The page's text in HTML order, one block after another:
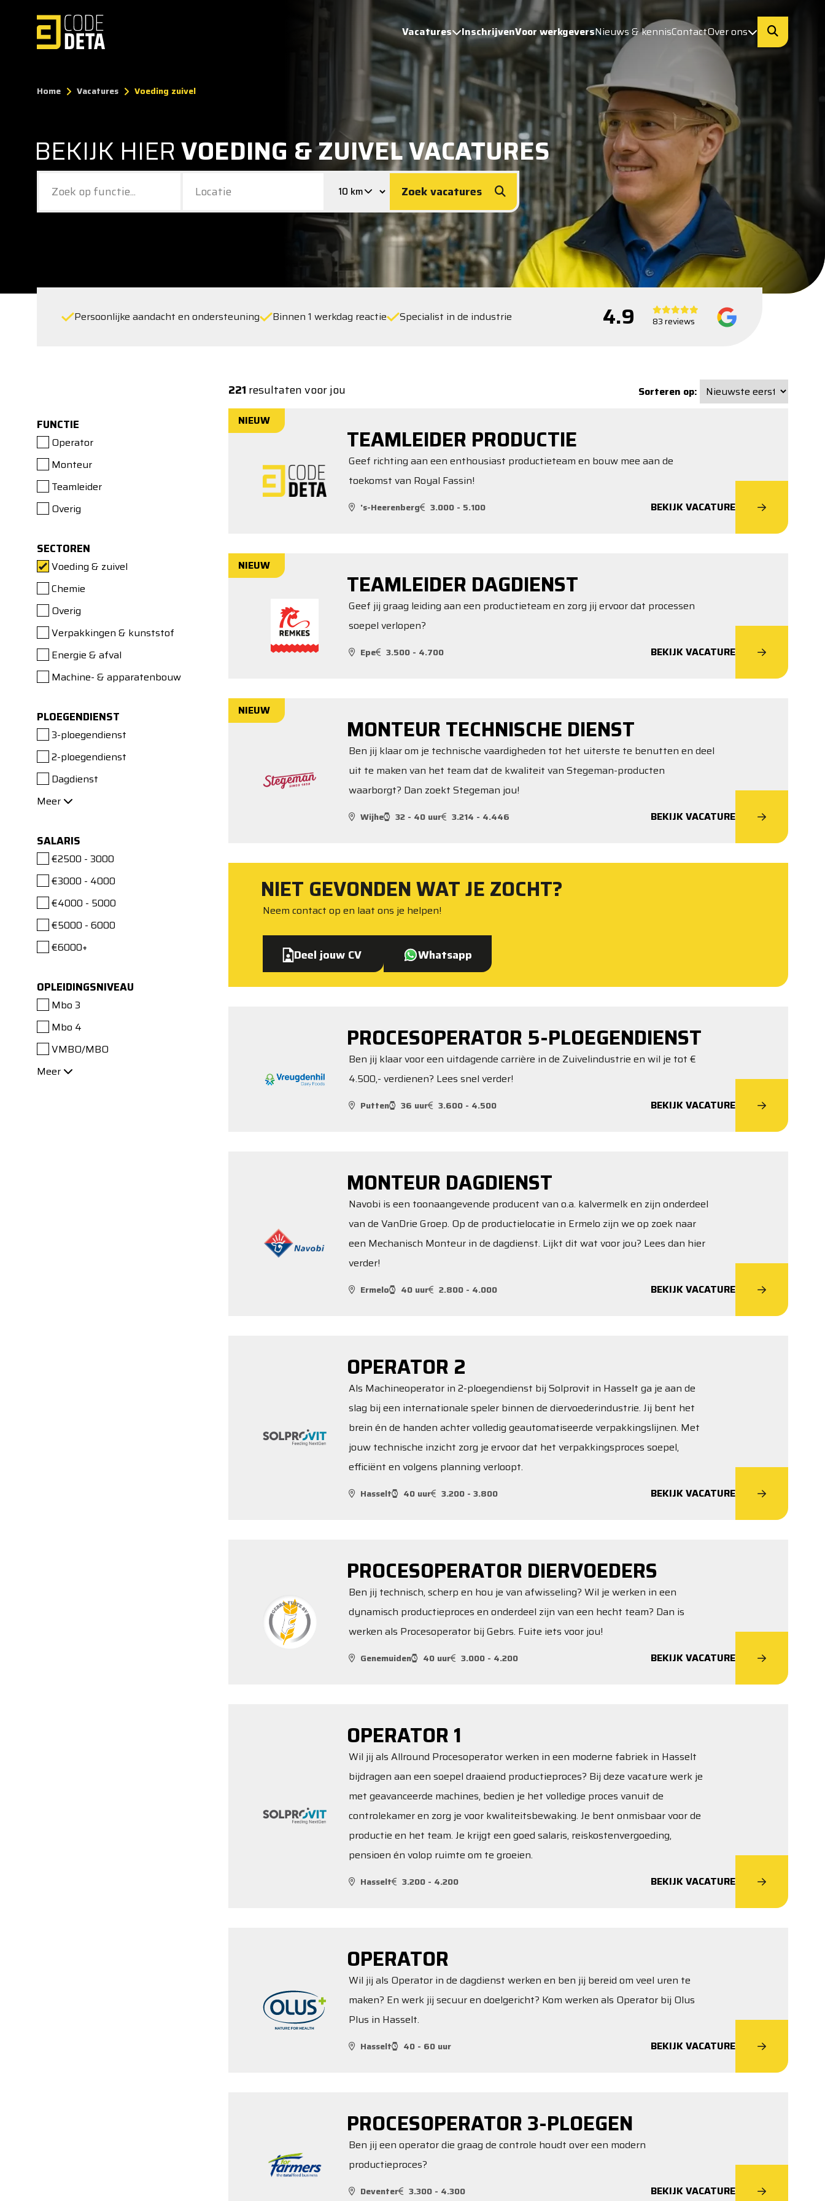
Vacatures InschrijvenVoor werkgeversNieuws & kennisContactOver ons
Home Vacatures Voeding zuivel
BEKIJK HIERVOEDING & ZUIVEL VACATURES
Zoek vacatures
Persoonlijke aandacht en ondersteuning Binnen 1 werkdag reactie Specialist in de industrie 4.9 83 reviews
FUNCTIE
Operator
Monteur
Teamleider
Overig
SECTOREN
Voeding & zuivel
Chemie
Overig
Verpakkingen & kunststof
Energie & afval
Machine- & apparatenbouw
PLOEGENDIENST
3-ploegendienst
2-ploegendienst
Dagdienst
Meer
SALARIS
€2500 - 3000
€3000 - 4000
€4000 - 5000
€5000 - 6000
€6000+
OPLEIDINGSNIVEAU
Mbo 3
Mbo 4
VMBO/MBO
Meer
221 resultaten voor jou
Sorteren op:
NIEUW
TEAMLEIDER PRODUCTIE
Geef richting aan een enthousiast productieteam en bouw mee aan de
toekomst van Royal Fassin!
's-Heerenberg 3.000 - 5.100 BEKIJK VACATURE
NIEUW
TEAMLEIDER DAGDIENST
Geef jij graag leiding aan een productieteam en zorg jij ervoor dat processen
soepel verlopen?
Epe 3.500 - 4.700 BEKIJK VACATURE
NIEUW
MONTEUR TECHNISCHE DIENST
Ben jij klaar om je technische vaardigheden tot het uiterste te benutten en deel
uit te maken van het team dat de kwaliteit van Stegeman-producten
waarborgt? Dan zoekt Stegeman jou!
Wijhe 32 - 40 uur 3.214 - 4.446 BEKIJK VACATURE
NIET GEVONDEN WAT JE ZOCHT?
Neem contact op en laat ons je helpen!
Deel jouw CV Whatsapp
PROCESOPERATOR 5-PLOEGENDIENST
Ben jij klaar voor een uitdagende carrière in de Zuivelindustrie en wil je tot €
4.500,- verdienen? Lees snel verder!
Putten 36 uur 3.600 - 4.500 BEKIJK VACATURE
MONTEUR DAGDIENST
Navobi is een toonaangevende producent van o.a. kalvermelk en zijn onderdeel
van de VanDrie Groep. Op de productielocatie in Ermelo zijn we op zoek naar
een Mechanisch Monteur in de dagdienst. Lijkt dit wat voor jou? Lees dan hier
verder!
Ermelo 40 uur 2.800 - 4.000 BEKIJK VACATURE
OPERATOR 2
Als Machineoperator in 2-ploegendienst bij Solprovit in Hasselt ga je aan de
slag bij een internationale speler binnen de diervoederindustrie. Jij bent het
brein én de handen achter volledig geautomatiseerde verpakkingslijnen. Met
jouw technische inzicht zorg je ervoor dat het verpakkingsproces soepel,
efficiënt en volgens planning verloopt.
Hasselt 40 uur 3.200 - 3.800 BEKIJK VACATURE
PROCESOPERATOR DIERVOEDERS
Ben jij technisch, scherp en hou je van afwisseling? Wil je werken in een
dynamisch productieproces en onderdeel zijn van een hecht team? Dan is
werken als Procesoperator bij Gebrs. Fuite iets voor jou!
Genemuiden 40 uur 3.000 - 4.200 BEKIJK VACATURE
OPERATOR 1
Wil jij als Allround Procesoperator werken in een moderne fabriek in Hasselt
bijdragen aan een soepel draaiend productieproces? Bij deze vacature werk je
met geavanceerde machines, bedien je het volledige proces vanuit de
controlekamer en zorg je voor kwaliteitsbewaking. Je bent onmisbaar voor de
productie en het team. Je krijgt een goed salaris, reiskostenvergoeding,
pensioen én volop ruimte om te groeien.
Hasselt 3.200 - 4.200 BEKIJK VACATURE
OPERATOR
Wil jij als Operator in de dagdienst werken en ben jij bereid om veel uren te
maken? En werk jij secuur en doelgericht? Kom werken als Operator bij Olus
Plus in Hasselt.
Hasselt 40 - 60 uur BEKIJK VACATURE
PROCESOPERATOR 3-PLOEGEN
Ben jij een operator die graag de controle houdt over een modern
productieproces?
Deventer 3.300 - 4.300 BEKIJK VACATURE